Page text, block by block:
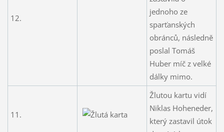
12.
jednoho ze
sparťanských
obránců, následně
poslal Tomáš
Huber míč z velké
dálky mimo.
11.
Žlutou kartu vidí
Niklas Hoheneder,
který zastavil útok